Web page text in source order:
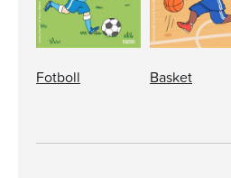
Fotboll Basket